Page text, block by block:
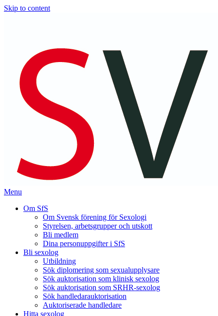
Skip to content
Menu
Om SfS
Om Svensk förening för Sexologi
Styrelsen, arbetsgrupper och utskott
Bli medlem
Dina personuppgifter i SfS
Bli sexolog
Utbildning
Sök diplomering som sexualupplysare
Sök auktorisation som klinisk sexolog
Sök auktorisation som SRHR-sexolog
Sök handledarauktorisation
Auktoriserade handledare
Hitta sexolog